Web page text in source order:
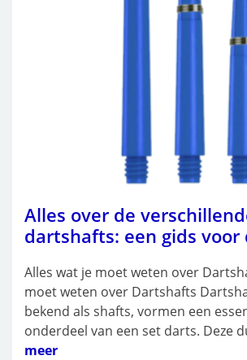
Alles over de
dartshafts: een gids voor
Alles wat je moet weten over
moet weten over Dartshafts
bekend als shafts, vormen een
onderdeel van een set darts. Deze
meer